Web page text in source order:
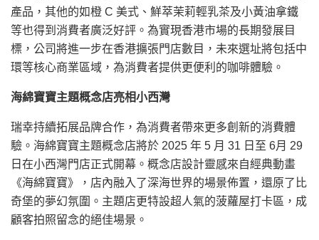
產品，其他的如橙 C 美式、鮮萃茉莉輕乳茶及小黃油拿鐵
等也得到消費者廣泛好評。為實現香港市場的長期發展目
標，公司將進一步在香港擴張門店數目，未來選址將包括中
環等核心商業區域，為消費者提供更便利的咖啡體驗。
海綿寶寶主題概念店亮相小西灣
瑞幸持續拓展品牌合作，為消費者帶來更多創新的消費體
驗。海綿寶寶主題概念店將於 2025 年 5 月 31 日至 6月 29
日在小西灣門店正式開幕。概念店設計靈感來自經典動畫
《海綿寶寶》，店內融入了深海世界的場景佈置，還原了比
奇堡的夢幻氛圍。主題店更特設超人氣的菠蘿屋打卡區，成
顧客拍照留念的絕佳場景。